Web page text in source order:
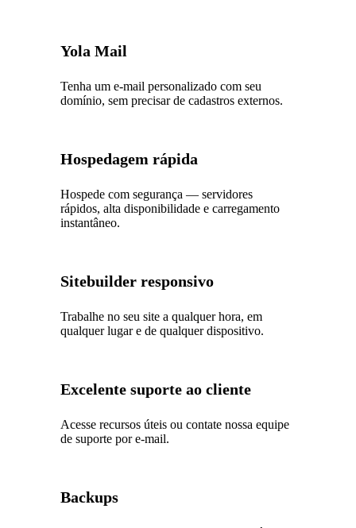
Yola Mail
Tenha um e-mail personalizado com seu
domínio, sem precisar de cadastros externos.
Hospedagem rápida
Hospede com segurança — servidores
rápidos, alta disponibilidade e carregamento
instantâneo.
Sitebuilder responsivo
Trabalhe no seu site a qualquer hora, em
qualquer lugar e de qualquer dispositivo.
Excelente suporte ao cliente
Acesse recursos úteis ou contate nossa equipe
de suporte por e-mail.
Backups